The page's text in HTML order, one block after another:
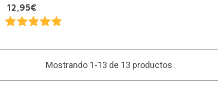
12,95€
Mostrando 1-13 de 13 productos